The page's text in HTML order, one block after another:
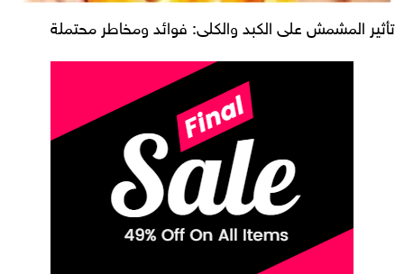
تأثير المشمش على الكبد والكلى: فوائد ومخاطر محتملة